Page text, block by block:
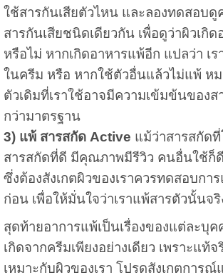
ใช้สารกันเสียตัวไหน และลองทดสอบ
สารกันเสียชนิดเดียวกัน เพื่อดูว่าผิวเกิ
หรือไม่ หากเกิดอาหารแพ้อีก แปลว่า เร
ในครีม หรือ หากใช้ตัวอื่นแล้วไม่แพ้ ห
ตัวเดิมที่เราใช้อาจมีความเข้มข้นของส
กว่ามาตรฐาน
3) แพ้ สารสกัด Active แม้ว่าสารสกัด
สารสกัดที่ดี มีคุณภาพมีรีวิว คนอื่นใช้ก็
ซึ่งต้องสังเกตผิวของเราควรทดสอบกา
ก่อน เพื่อให้มั่นใจว่าเราแพ้สารตัวนั้นจริ
สุดท้ายอาการแพ้เป็นเรื่องของแต่ละบุค
เกิดจากครีมเพียงอย่างเดียว เพราะแท้
เหมาะกับผิวของเรา โปรดสังเกตการณ์